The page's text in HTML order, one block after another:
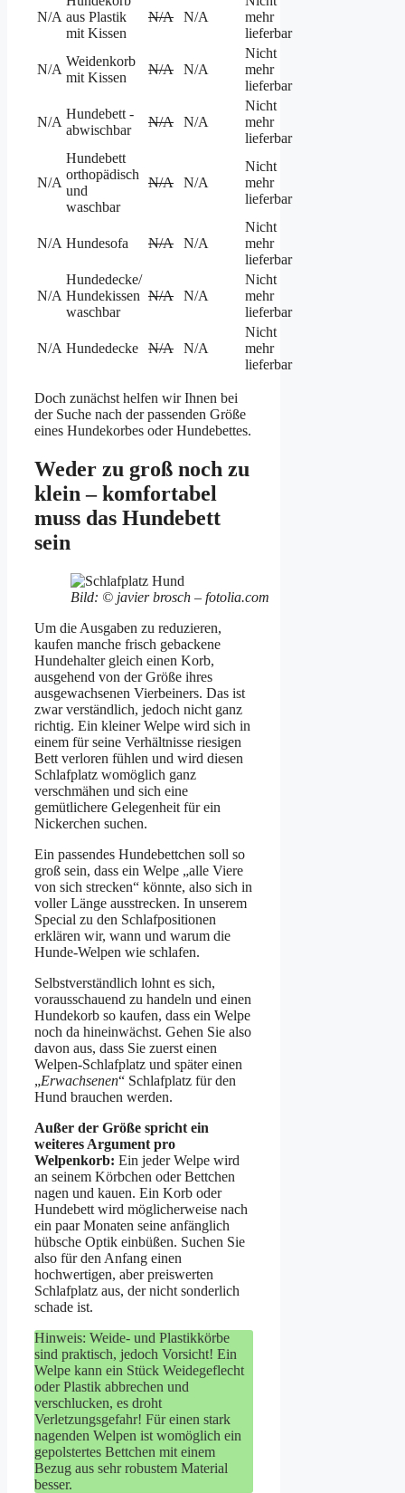
N/A aus Plastik
mit Kissen
N/A N/A
mehr
lieferbar
N/A
Weidenkorb
mit Kissen
N/A N/A
Nicht
mehr
lieferbar
N/A
Hundebett -
abwischbar
N/A N/A
Nicht
mehr
lieferbar
N/A
Hundebett
orthopädisch
und
waschbar
N/A N/A
Nicht
mehr
lieferbar
N/A Hundesofa N/A N/A
Nicht
mehr
lieferbar
N/A
Hundedecke/
Hundekissen
waschbar
N/A N/A
Nicht
mehr
lieferbar
N/A Hundedecke N/A N/A
Nicht
mehr
lieferbar
Doch zunächst helfen wir Ihnen bei
der Suche nach der passenden Größe
eines Hundekorbes oder Hundebettes.
Weder zu groß noch zu
klein – komfortabel
muss das Hundebett
sein
Bild: © javier brosch – fotolia.com
Um die Ausgaben zu reduzieren,
kaufen manche frisch gebackene
Hundehalter gleich einen Korb,
ausgehend von der Größe ihres
ausgewachsenen Vierbeiners. Das ist
zwar verständlich, jedoch nicht ganz
richtig. Ein kleiner Welpe wird sich in
einem für seine Verhältnisse riesigen
Bett verloren fühlen und wird diesen
Schlafplatz womöglich ganz
verschmähen und sich eine
gemütlichere Gelegenheit für ein
Nickerchen suchen.
Ein passendes Hundebettchen soll so
groß sein, dass ein Welpe „alle Viere
von sich strecken“ könnte, also sich in
voller Länge ausstrecken. In unserem
Special zu den Schlafpositionen
erklären wir, wann und warum die
Hunde-Welpen wie schlafen.
Selbstverständlich lohnt es sich,
vorausschauend zu handeln und einen
Hundekorb so kaufen, dass ein Welpe
noch da hineinwächst. Gehen Sie also
davon aus, dass Sie zuerst einen
Welpen-Schlafplatz und später einen
„Erwachsenen“ Schlafplatz für den
Hund brauchen werden.
Außer der Größe spricht ein
weiteres Argument pro
Welpenkorb: Ein jeder Welpe wird
an seinem Körbchen oder Bettchen
nagen und kauen. Ein Korb oder
Hundebett wird möglicherweise nach
ein paar Monaten seine anfänglich
hübsche Optik einbüßen. Suchen Sie
also für den Anfang einen
hochwertigen, aber preiswerten
Schlafplatz aus, der nicht sonderlich
schade ist.
Hinweis: Weide- und Plastikkörbe
sind praktisch, jedoch Vorsicht! Ein
Welpe kann ein Stück Weidegeflecht
oder Plastik abbrechen und
verschlucken, es droht
Verletzungsgefahr! Für einen stark
nagenden Welpen ist womöglich ein
gepolstertes Bettchen mit einem
Bezug aus sehr robustem Material
besser.